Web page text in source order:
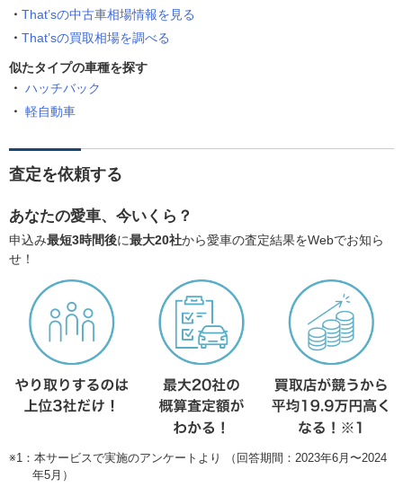
That’sの中古車相場情報を見る
That’sの買取相場を調べる
似たタイプの車種を探す
ハッチバック
軽自動車
査定を依頼する
あなたの愛車、今いくら？
申込み最短3時間後に最大20社から愛車の査定結果をWebでお知ら
せ！
※1：本サービスで実施のアンケートより （回答期間：2023年6月〜2024
年5月）